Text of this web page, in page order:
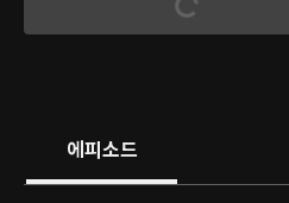
에피소드